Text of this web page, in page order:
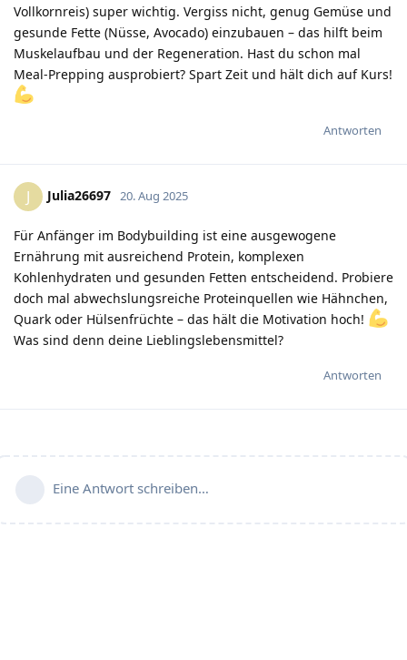
Vollkornreis) super wichtig. Vergiss nicht, genug Gemüse und
gesunde Fette (Nüsse, Avocado) einzubauen – das hilft beim
Muskelaufbau und der Regeneration. Hast du schon mal
Meal-Prepping ausprobiert? Spart Zeit und hält dich auf Kurs!
Antworten
J Julia26697 20. Aug 2025
Für Anfänger im Bodybuilding ist eine ausgewogene
Ernährung mit ausreichend Protein, komplexen
Kohlenhydraten und gesunden Fetten entscheidend. Probiere
doch mal abwechslungsreiche Proteinquellen wie Hähnchen,
Quark oder Hülsenfrüchte – das hält die Motivation hoch!
Was sind denn deine Lieblingslebensmittel?
Antworten
Eine Antwort schreiben…